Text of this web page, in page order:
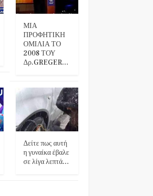
ΜΙΑ
ΠΡΟΦΗΤΙΚΗ
ΟΜΙΛΙΑ ΤΟ
2008 ΤΟΥ
Δρ.GREGER…
Δείτε πως αυτή
η γυναίκα έβαλε
σε λίγα λεπτά…